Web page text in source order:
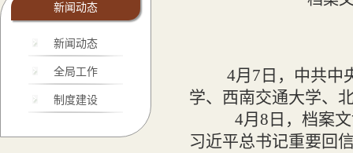
新闻动态
新闻动态
全局工作
制度建设
4月7日，中共中
学、西南交通大学、
4月8日，档案
习近平总书记重要回